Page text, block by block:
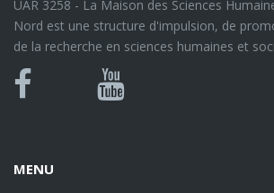
UAR 3258 - La Maison des Sciences
Nord est une structure d'impulsion, de
de la recherche en sciences humaines et
Bluesky
Canal
MENU